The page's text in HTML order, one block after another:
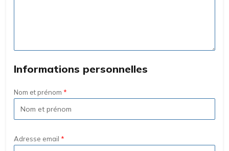
Informations personnelles
Nom et prénom
Adresse email